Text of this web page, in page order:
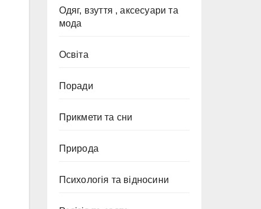
Одяг, взуття , аксесуари та
мода
Освіта
Поради
Прикмети та сни
Природа
Психологія та відносини